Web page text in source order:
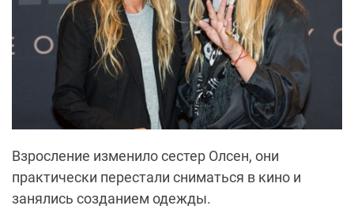
Взросление изменило сестер Олсен, они
практически перестали сниматься в кино и
занялись созданием одежды.